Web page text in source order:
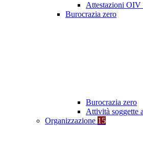
Attestazioni OIV
Burocrazia zero
Burocrazia zero
Attività soggette
Organizzazione 15